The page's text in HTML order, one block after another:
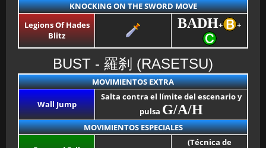
KNOCKING ON THE SWORD MOVE
Legions Of Hades
Blitz
BADH+ +
BUST - 羅刹 (RASETSU)
MOVIMIENTOS EXTRA
Wall Jump
Salta contra el límite del escenario y
pulsa G/A/H
MOVIMIENTOS ESPECIALES
(Técnica de